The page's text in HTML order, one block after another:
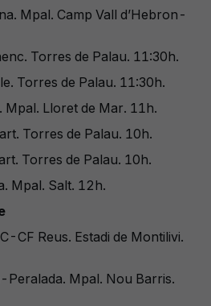
Mpal. Camp Vall d’Hebron-
Torres de Palau. 11:30h.
Torres de Palau. 11:30h.
Lloret de Mar. 11h.
Torres de Palau. 10h.
Torres de Palau. 10h.
Mpal. Salt. 12h.
CF Reus. Estadi de Montilivi.
Peralada. Mpal. Nou Barris.